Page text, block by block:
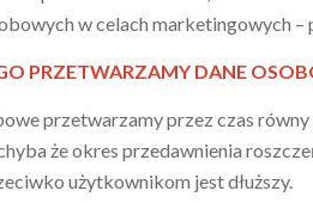
w celach marketingowych –
PRZETWARZAMY DANE
przetwarzamy przez czas
że okres przedawnienia
użytkownikom jest dłuższy.